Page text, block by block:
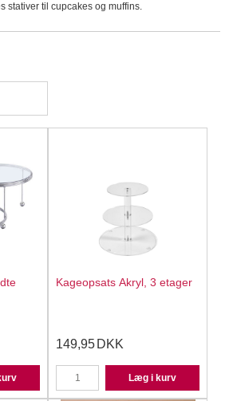
stativer til cupcakes og muffins.
Kageopsats Akryl, 3 etager
149,95 DKK
Læg i kurv